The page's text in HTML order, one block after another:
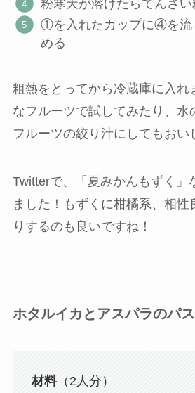
粉寒天が溶けたらてんさ
①を入れたカップに④を流
める
粗熱をとってから冷蔵庫に入れ
なフルーツで試してみたり、水
フルーツの絞り汁にしてもおい
Twitterで、「夏みかんもずく」
ました！もずくに柑橘系、相
りするのも良いですね！
ホタルイカとアスパラのパ
材料（2人分）